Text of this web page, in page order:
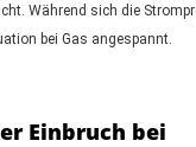
Während sich die
bei Gas angespannt.
Einbruch bei